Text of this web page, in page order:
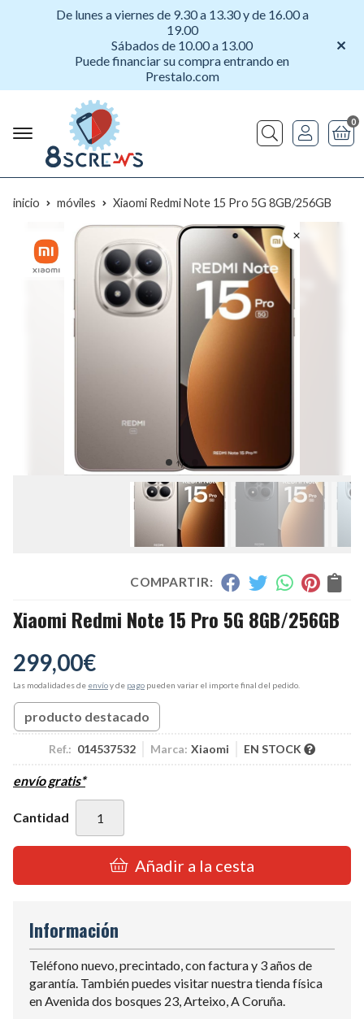
De lunes a viernes de 9.30 a 13.30 y de 16.00 a
19.00
Sábados de 10.00 a 13.00
Puede financiar su compra entrando en
Prestalo.com
Buscar
0
inicio móviles Xiaomi Redmi Note 15 Pro 5G 8GB/256GB
COMPARTIR:
Xiaomi Redmi Note 15 Pro 5G 8GB/256GB
299,00€
Las modalidades de envíoy de pago pueden variar el importe final del pedido.
producto destacado
Ref.: 014537532 Marca: Xiaomi EN STOCK
envío gratis*
Cantidad
Añadir a la cesta
Información
Teléfono nuevo, precintado, con factura y 3 años de
garantía. También puedes visitar nuestra tienda física
en Avenida dos bosques 23, Arteixo, A Coruña.